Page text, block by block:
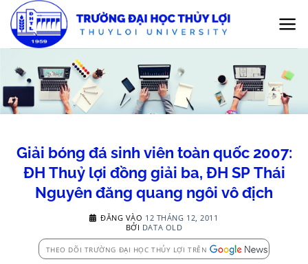
qua
nội
Giải bóng đá sinh viên toàn quốc 2007:
ĐH Thuỷ lợi đồng giải ba, ĐH SP Thái
Nguyên đăng quang ngôi vô địch
ĐĂNG VÀO 12 THÁNG 12, 2011
BỞI DATA OLD
THEO DÕI TRƯỜNG ĐẠI HỌC THỦY LỢI TRÊN